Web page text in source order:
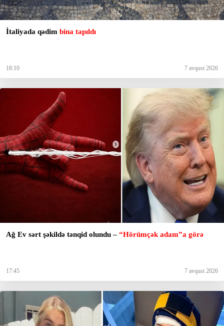
İtaliyada qədim bina tapıldı
18:10 7 avqust 2026
Ağ Ev sərt şəkildə tənqid olundu – “Hörümçək adam”a görə
17:45 7 avqust 2026